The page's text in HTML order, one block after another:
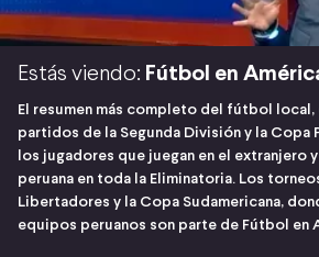
Estás viendo: Fútbol en
El resumen más completo del fútbol
partidos de la Segunda División y la Copa
los jugadores que juegan en el extranjero
peruana en toda la Eliminatoria. Los
Libertadores y la Copa Sudamericana,
equipos peruanos son parte de Fútbol en